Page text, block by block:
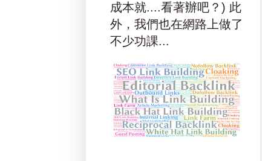
成本就....看著辦吧？) 此
外，我們也在網路上做了
不少功課...